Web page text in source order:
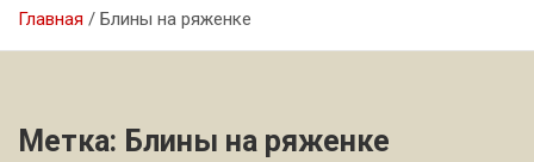
Главная Блины на ряженке
Метка: Блины на ряженке